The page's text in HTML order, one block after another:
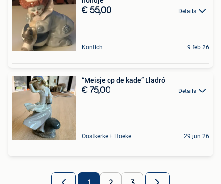
€ 55,00 Details
Kontich 9 feb 26
“Meisje op de kade” Lladró
€ 75,00 Details
Oostkerke + Hoeke 29 jun 26